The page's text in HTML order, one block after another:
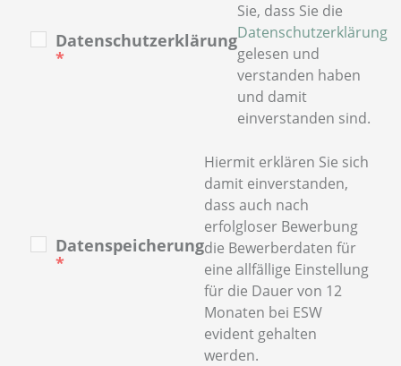
Datenschutzerklärung
*
Sie, dass Sie die
Datenschutzerklärung
gelesen und
verstanden haben
und damit
einverstanden sind.
Datenspeicherung
*
Hiermit erklären Sie sich
damit einverstanden,
dass auch nach
erfolgloser Bewerbung
die Bewerberdaten für
eine allfällige Einstellung
für die Dauer von 12
Monaten bei ESW
evident gehalten
werden.